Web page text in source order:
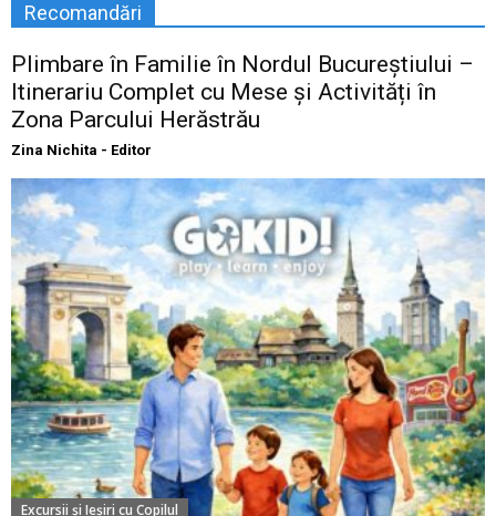
Recomandări
Plimbare în Familie în Nordul Bucureștiului –
Itinerariu Complet cu Mese și Activități în
Zona Parcului Herăstrău
Zina Nichita - Editor
Excursii şi Ieşiri cu Copilul